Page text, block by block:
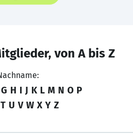
von A bis Z
G H I J K L M N O P
T U V W X Y Z